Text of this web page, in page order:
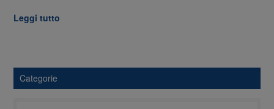
Leggi tutto
Categorie